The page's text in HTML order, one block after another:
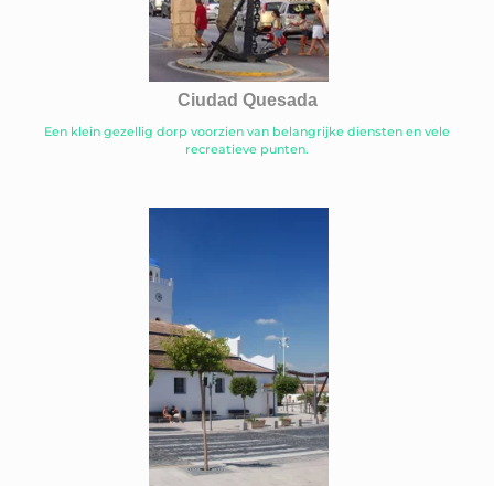
Ciudad Quesada
Een klein gezellig dorp voorzien van belangrijke diensten en vele
recreatieve punten.